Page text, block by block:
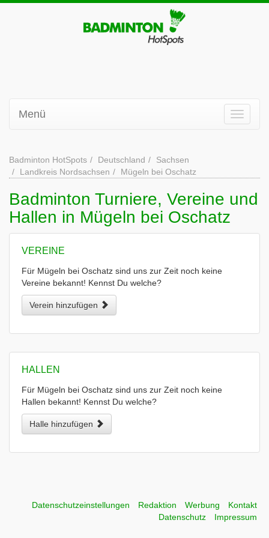
Menü
Badminton HotSpots Deutschland
Sachsen
Landkreis Nordsachsen
Mügeln bei Oschatz
Badminton Turniere, Vereine und
Hallen in Mügeln bei Oschatz
VEREINE
Für Mügeln bei Oschatz sind uns zur Zeit noch keine
Vereine bekannt! Kennst Du welche?
Verein hinzufügen
HALLEN
Für Mügeln bei Oschatz sind uns zur Zeit noch keine
Hallen bekannt! Kennst Du welche?
Halle hinzufügen
Datenschutzeinstellungen Redaktion Werbung
Kontakt
Datenschutz
Impressum